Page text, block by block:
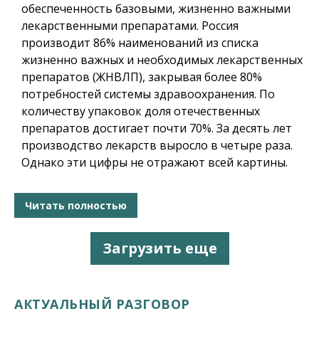
обеспеченность базовыми, жизненно важными
лекарственными препаратами. Россия
производит 86% наименований из списка
жизненно важных и необходимых лекарственных
препаратов (ЖНВЛП), закрывая более 80%
потребностей системы здравоохранения. По
количеству упаковок доля отечественных
препаратов достигает почти 70%. За десять лет
производство лекарств выросло в четыре раза.
Однако эти цифры не отражают всей картины.
Читать полностью
Загрузить еще
АКТУАЛЬНЫЙ РАЗГОВОР